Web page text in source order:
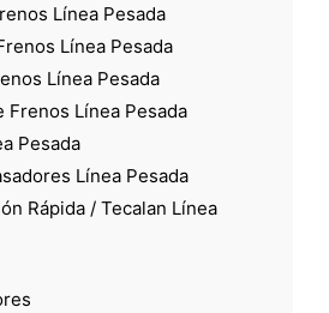
Línea Pesada
Línea Pesada
Línea Pesada
Frenos Línea Pesada
Pesada
Línea Pesada
Rápida / Tecalan Línea